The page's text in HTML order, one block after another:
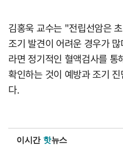
김홍욱 교수는 "전립선암은
조기 발견이 어려운 경우가
라면 정기적인 혈액검사를
확인하는 것이 예방과 조기
다.
이시간 핫뉴스